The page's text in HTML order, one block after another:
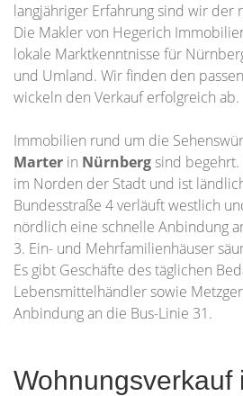
langjähriger Erfahrung sind wir der
Die Makler von Hegerich
lokale Marktkenntnisse für
und Umland. Wir finden den
wickeln den Verkauf erfolgreich ab.
Immobilien rund um die
Marter in Nürnbergsind
im Norden der Stadt und ist
Bundesstraße 4 verläuft westlich
nördlich eine schnelle Anbindung
3. Ein- und Mehrfamilienhäuser
Es gibt Geschäfte des täglichen
Lebensmittelhändler sowie
Anbindung an die Bus-Linie 31.
Wohnungsverkauf